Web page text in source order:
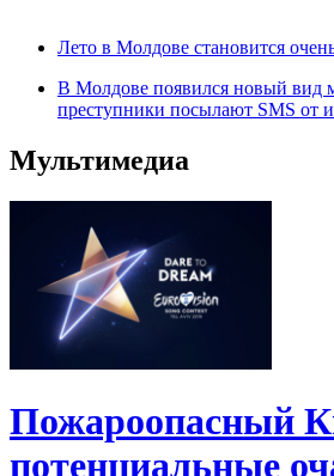
Лето в Молдове становится
В Молдове появился новый вид
преступники посылают SMS от
Мультимедиа
Пожароопасный
потенциальные